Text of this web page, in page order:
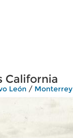
California
León / Monterrey